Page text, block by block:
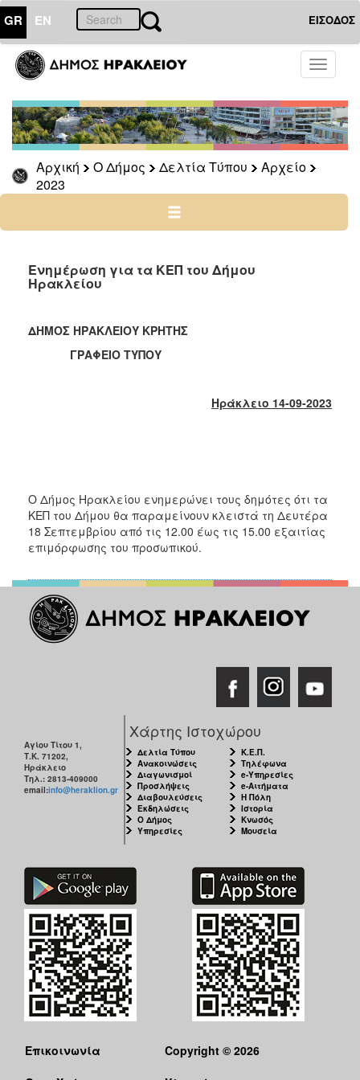
GR EN ΕΙΣΟΔΟΣ
Toggle
Αρχική Ο Δήμος Δελτία Τύπου
Αρχείο
2023
ΔΗΜΟΣ
Δελτία
Τύπου
Αρχείο
2026
2025
2022
2021
2019
2018
2011
2010
2006
ΠΟΛΗ
Ενημέρωση για τα ΚΕΠ του Δήμου
Ηρακλείου
ΔΗΜΟΣ ΗΡΑΚΛΕΙΟΥ ΚΡΗΤΗΣ
ΓΡΑΦΕΙΟ ΤΥΠΟΥ
Ηράκλειο 14-09-2023
Ο Δήμος Ηρακλείου ενημερώνει τους δημότες ότι τα
ΚΕΠ του Δήμου θα παραμείνουν κλειστά τη Δευτέρα
18 Σεπτεμβρίου από τις 12.00 έως τις 15.00 εξαιτίας
επιμόρφωσης του προσωπικού.
Αγίου Τίτου 1,
Τ.Κ. 71202,
Ηράκλειο
Τηλ.: 2813-409000
email:info@heraklion.gr
Χάρτης Ιστοχώρου
Δελτία Τύπου
Ανακοινώσεις
Διαγωνισμοί
Προσλήψεις
Διαβουλεύσεις
Εκδηλώσεις
Ο Δήμος
Υπηρεσίες
Κ.Ε.Π.
Τηλέφωνα
e-Υπηρεσίες
e-Αιτήματα
Η Πόλη
Ιστορία
Κνωσός
Μουσεία
Επικοινωνία
Copyright © 2026